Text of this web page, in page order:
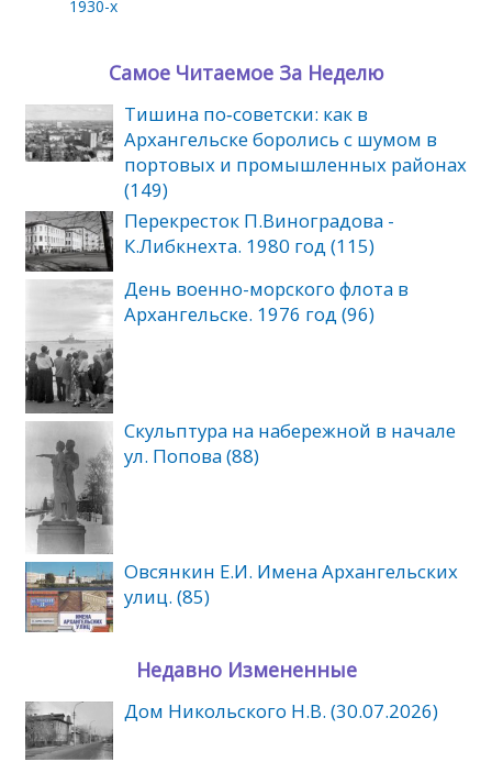
1930-х
Самое Читаемое За Неделю
Тишина по‑советски: как в
Архангельске боролись с шумом в
портовых и промышленных районах
(149)
Перекресток П.Виноградова -
К.Либкнехта. 1980 год (115)
День военно-морского флота в
Архангельске. 1976 год (96)
Скульптура на набережной в начале
ул. Попова (88)
Овсянкин Е.И. Имена Архангельских
улиц. (85)
Недавно Измененные
Дом Никольского Н.В. (30.07.2026)